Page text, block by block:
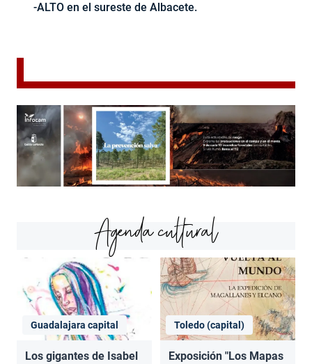
-ALTO en el sureste de Albacete.
Agenda cultural
Guadalajara capital
Los gigantes de Isabel
Toledo (capital)
Exposición "Los Mapas